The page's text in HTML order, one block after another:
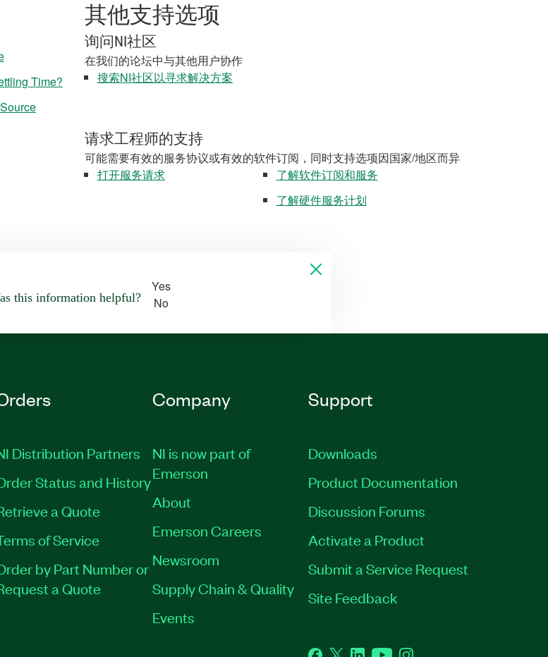
Time?
其他支持选项
询问NI社区
在我们的论坛中与其他用户协作
搜索NI社区以寻求解决方案
请求工程师的支持
可能需要有效的服务协议或有效的软件订阅，同时支持选项因国家/地区而异
打开服务请求
了解软件订阅和服务
了解硬件服务计划
this information helpful?
Yes
No
Distribution Partners
Status and History
a Quote
of Service
by Part Number or
a Quote
Company
NI is now part of
Emerson
About
Emerson Careers
Newsroom
Supply Chain & Quality
Events
Support
Downloads
Product Documentation
Discussion Forums
Activate a Product
Submit a Service Request
Site Feedback